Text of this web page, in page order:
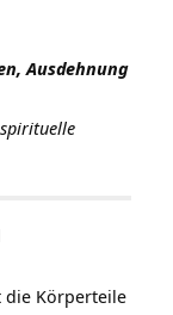
Ausdehnung
die Körperteile